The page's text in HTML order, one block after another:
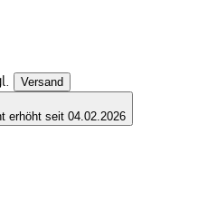
Versand
erhöht seit 04.02.2026